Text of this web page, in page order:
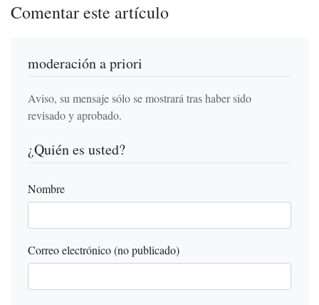
Comentar este artículo
moderación a priori
Aviso, su mensaje sólo se mostrará tras haber sido
revisado y aprobado.
¿Quién es usted?
Nombre
Correo electrónico (no publicado)